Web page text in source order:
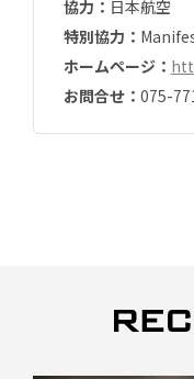
協力： 日本航空
特別協力：
ホームページ：
お問合せ： 075-